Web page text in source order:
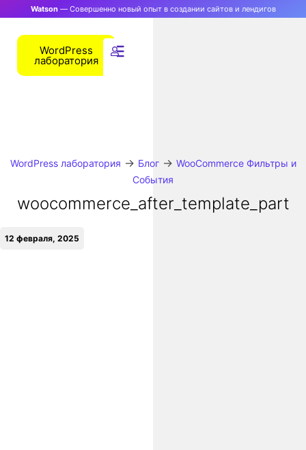
Watson— Совершенно новый опыт в создании сайтов и лендигов
WordPress
лаборатория
WordPress лаборатория → Блог→ WooCommerce Фильтры и
События
woocommerce_after_template_part
12 февраля, 2025